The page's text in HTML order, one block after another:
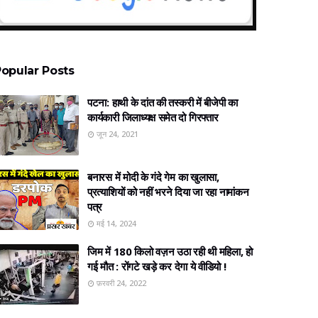
Posts
पटना: हाथी के दांत की तस्करी में बीजेपी का
कार्यकारी जिलाध्यक्ष समेत दो गिरफ्तार
जून 24, 2021
बनारस में मोदी के गंदे गेम का खुलासा,
प्रत्‍याशियों को नहीं भरने दिया जा रहा नामांकन
पत्र
मई 14, 2024
जिम में 180 किलो वज़न उठा रही थी महिला, हो
गई मौत : रोंगटे खड़े कर देगा ये वीडियो !
फ़रवरी 24, 2022